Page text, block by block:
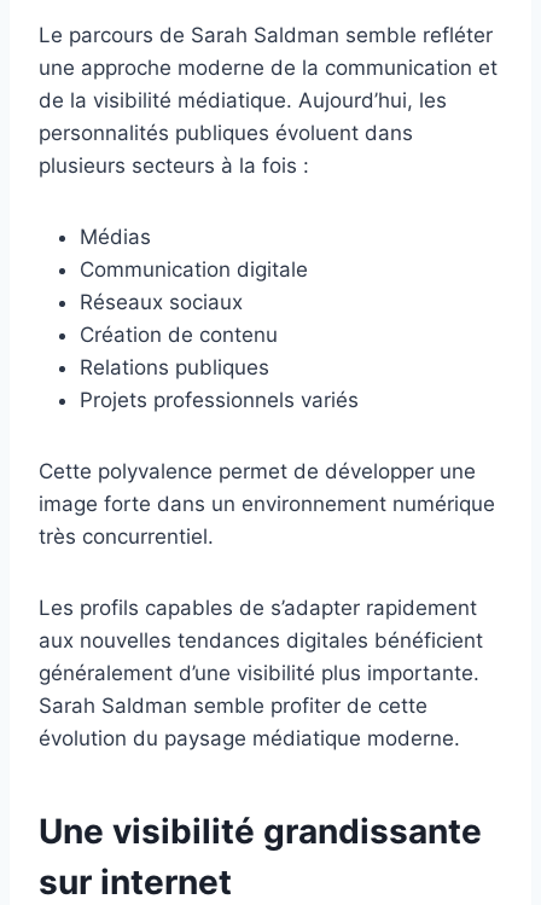
Le parcours de Sarah Saldman semble refléter
une approche moderne de la communication et
de la visibilité médiatique. Aujourd’hui, les
personnalités publiques évoluent dans
plusieurs secteurs à la fois :
Médias
Communication digitale
Réseaux sociaux
Création de contenu
Relations publiques
Projets professionnels variés
Cette polyvalence permet de développer une
image forte dans un environnement numérique
très concurrentiel.
Les profils capables de s’adapter rapidement
aux nouvelles tendances digitales bénéficient
généralement d’une visibilité plus importante.
Sarah Saldman semble profiter de cette
évolution du paysage médiatique moderne.
Une visibilité grandissante
sur internet